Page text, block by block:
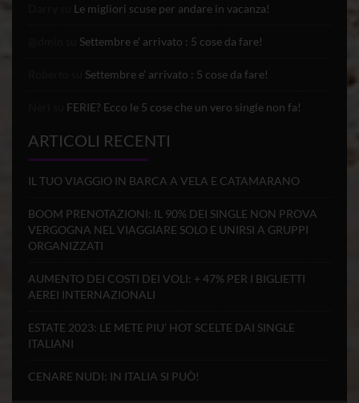
Le migliori scuse per andare in vacanza!
Settembre e’ arrivato : 5 cose da fare!
Settembre e’ arrivato : 5 cose da fare!
FERIE? Ecco le 5 cose che un vero single non fa!
ARTICOLI RECENTI
IL TUO VIAGGIO IN BARCA A VELA E CATAMARANO
BOOM PRENOTAZIONI: IL 90% DEI SINGLE NON PROVA
VERGOGNA NEL VIAGGIARE SOLO E UNIRSI A GRUPPI
ORGANIZZATI
AUMENTO DEI COSTI DEI VOLI: + 47% PER I BIGLIETTI
AEREI INTERNAZIONALI
ESTATE 2023: LE METE PIU’ HOT SCELTE DAI SINGLE
ITALIANI
CENARE NUDI: IN ITALIA SI PUÒ!